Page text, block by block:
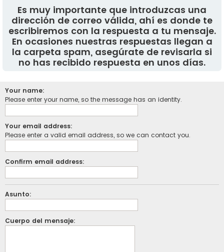
Es muy importante que introduzcas una
dirección de correo válida, ahí es donde te
escribiremos con la respuesta a tu mensaje.
En ocasiones nuestras respuestas llegan a
la carpeta spam, asegúrate de revisarla si
no has recibido respuesta en unos días.
Your name:
Please enter your name, so the message has an identity.
Your email address:
Please enter a valid email address, so we can contact you.
Confirm email address:
Asunto:
Cuerpo del mensaje: